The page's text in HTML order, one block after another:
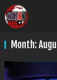
Month: